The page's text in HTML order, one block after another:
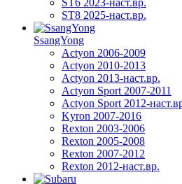
ST8 2025-наст.вр.
SsangYong
Actyon 2006-2009
Actyon 2010-2013
Actyon 2013-наст.вр.
Actyon Sport 2007-2011
Actyon Sport 2012-
Kyron 2007-2016
Rexton 2003-2006
Rexton 2005-2008
Rexton 2007-2012
Rexton 2012-наст.вр.